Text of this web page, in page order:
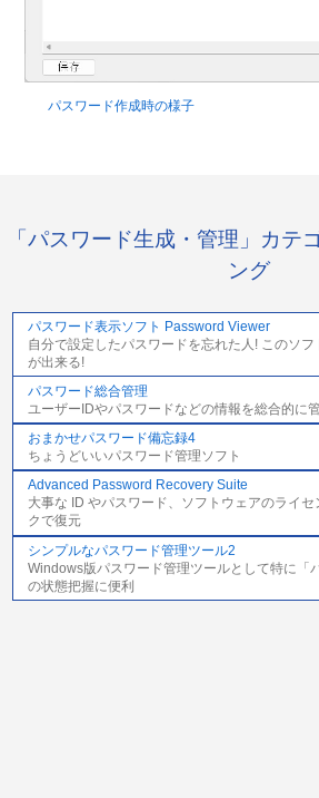
パスワード作成時の様子
「パスワード生成・管理」カテ
ング
パスワード表示ソフト Password Viewer
自分で設定したパスワードを忘れた人! このソ
が出来る!
パスワード総合管理
ユーザーIDやパスワードなどの情報を総合的に
おまかせパスワード備忘録4
ちょうどいいパスワード管理ソフト
Advanced Password Recovery Suite
大事な ID やパスワード、ソフトウェアのライセ
クで復元
シンプルなパスワード管理ツール2
Windows版パスワード管理ツールとして特に「
の状態把握に便利